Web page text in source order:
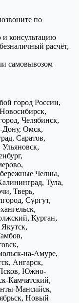
по
консультацию
расчёт,
самовывозом
город России,
Челябинск,
Дону, Омск,
Саратов,
Челны,
Тула,
Тверь,
Сургут,
Курган,
на-Амуре,
Ангарск,
Южно-
Камчатский,
Мансийск,
Новый